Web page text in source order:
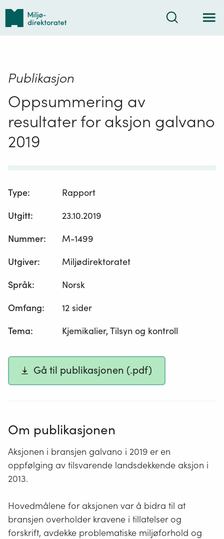
Tilbake
forsiden
Søk
Publikasjon
Oppsummering av
resultater for aksjon galvano
2019
Type:
Rapport
Utgitt:
23.10.2019
Nummer:
M-1499
Utgiver:
Miljødirektoratet
Språk:
Norsk
Omfang:
12 sider
Tema: Kjemikalier, Tilsyn og kontroll
Gå til publikasjonen (.pdf)
Om publikasjonen
Aksjonen i bransjen galvano i 2019 er en
oppfølging av tilsvarende landsdekkende aksjon i
2013.
Hovedmålene for aksjonen var å bidra til at
bransjen overholder kravene i tillatelser og
forskrift, avdekke problematiske miljøforhold og